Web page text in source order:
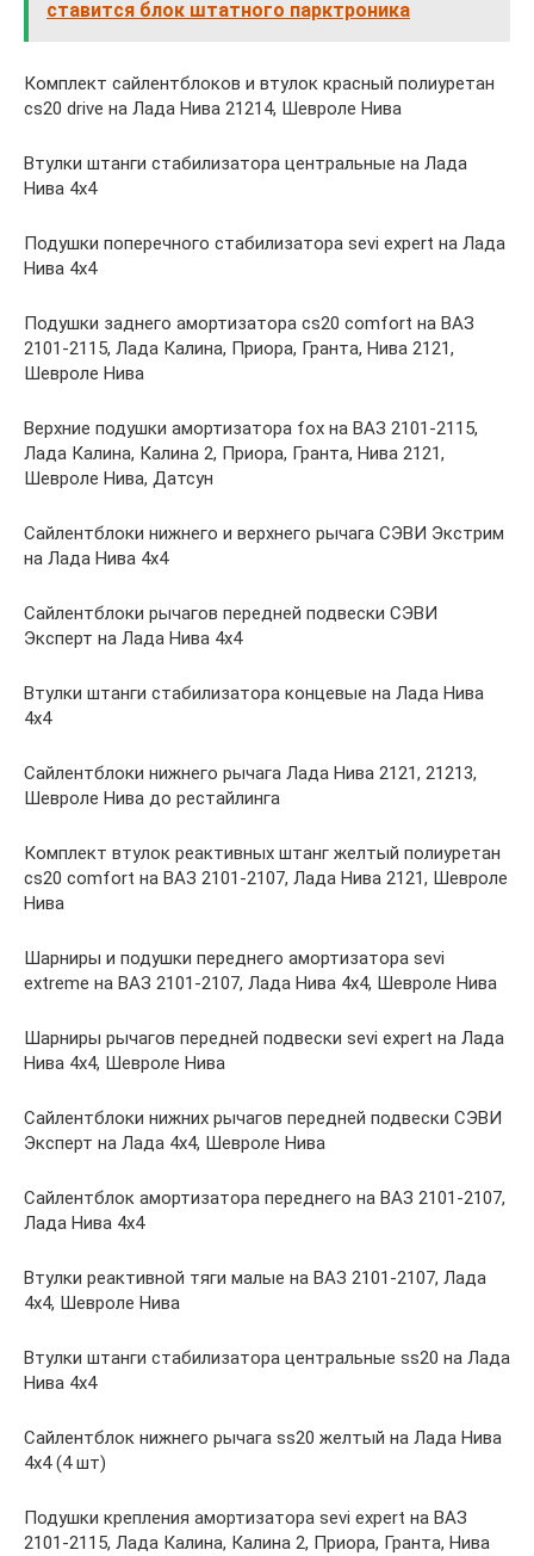
ставится блок штатного парктроника
Комплект сайлентблоков и втулок красный полиуретан
cs20 drive на Лада Нива 21214, Шевроле Нива
Втулки штанги стабилизатора центральные на Лада
Нива 4х4
Подушки поперечного стабилизатора sevi expert на Лада
Нива 4х4
Подушки заднего амортизатора cs20 comfort на ВАЗ
2101-2115, Лада Калина, Приора, Гранта, Нива 2121,
Шевроле Нива
Верхние подушки амортизатора fox на ВАЗ 2101-2115,
Лада Калина, Калина 2, Приора, Гранта, Нива 2121,
Шевроле Нива, Датсун
Сайлентблоки нижнего и верхнего рычага СЭВИ Экстрим
на Лада Нива 4х4
Сайлентблоки рычагов передней подвески СЭВИ
Эксперт на Лада Нива 4х4
Втулки штанги стабилизатора концевые на Лада Нива
4х4
Сайлентблоки нижнего рычага Лада Нива 2121, 21213,
Шевроле Нива до рестайлинга
Комплект втулок реактивных штанг желтый полиуретан
cs20 comfort на ВАЗ 2101-2107, Лада Нива 2121, Шевроле
Нива
Шарниры и подушки переднего амортизатора sevi
extreme на ВАЗ 2101-2107, Лада Нива 4х4, Шевроле Нива
Шарниры рычагов передней подвески sevi expert на Лада
Нива 4х4, Шевроле Нива
Сайлентблоки нижних рычагов передней подвески СЭВИ
Эксперт на Лада 4х4, Шевроле Нива
Сайлентблок амортизатора переднего на ВАЗ 2101-2107,
Лада Нива 4х4
Втулки реактивной тяги малые на ВАЗ 2101-2107, Лада
4х4, Шевроле Нива
Втулки штанги стабилизатора центральные ss20 на Лада
Нива 4х4
Сайлентблок нижнего рычага ss20 желтый на Лада Нива
4х4 (4 шт)
Подушки крепления амортизатора sevi expert на ВАЗ
2101-2115, Лада Калина, Калина 2, Приора, Гранта, Нива